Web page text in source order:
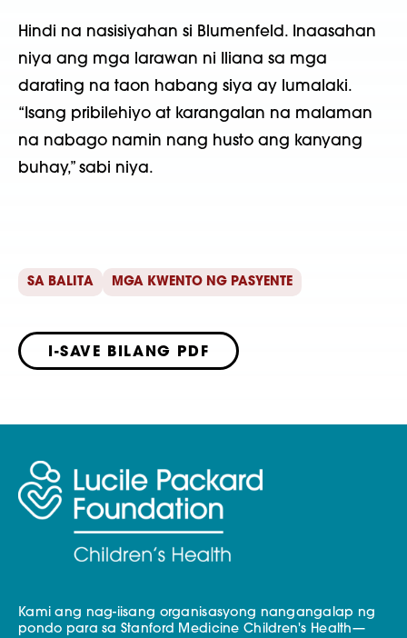
Hindi na nasisiyahan si Blumenfeld. Inaasahan
niya ang mga larawan ni Iliana sa mga
darating na taon habang siya ay lumalaki.
“Isang pribilehiyo at karangalan na malaman
na nabago namin nang husto ang kanyang
buhay,” sabi niya.
SA BALITA MGA KWENTO NG PASYENTE
I-SAVE BILANG PDF
Kami ang nag-iisang organisasyong nangangalap ng
pondo para sa Stanford Medicine Children's Health—